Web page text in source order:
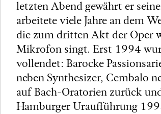
letzten Abend gewährt er
arbeitete viele Jahre an dem
die zum dritten Akt der Oper
Mikrofon singt. Erst 1994
vollendet: Barocke
neben Synthesizer, Cembalo
auf Bach-Oratorien zurück
Hamburger Uraufführung